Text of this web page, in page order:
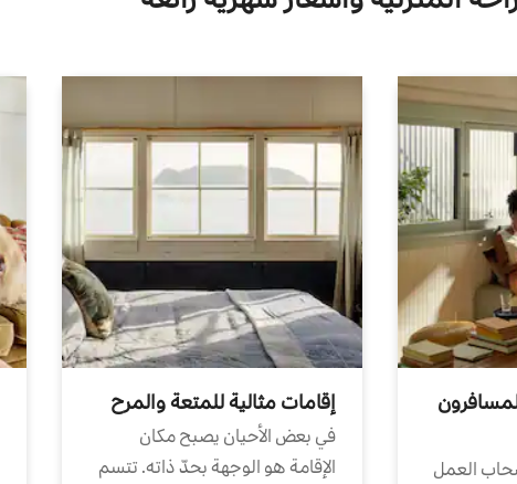
العمل
إقامات مثالية للمتعة والمرح
في بعض الأحيان يصبح مكان
الإقامة هو الوجهة بحدّ ذاته. تتسم